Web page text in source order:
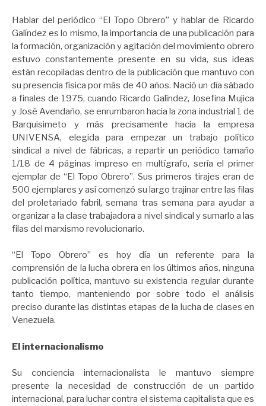
Hablar del periódico “El Topo Obrero” y hablar de Ricardo
Galíndez es lo mismo, la importancia de una publicación para
la formación, organización y agitación del movimiento obrero
estuvo constantemente presente en su vida, sus ideas
están recopiladas dentro de la publicación que mantuvo con
su presencia física por más de 40 años. Nació un día sábado
a finales de 1975, cuando Ricardo Galíndez, Josefina Mujica
y José Avendaño, se enrumbaron hacia la zona industrial 1 de
Barquisimeto y más precisamente hacia la empresa
UNIVENSA, elegida para empezar un trabajo político
sindical a nivel de fábricas, a repartir un periódico tamaño
1/18 de 4 páginas impreso en multígrafo, sería el primer
ejemplar de “El Topo Obrero”. Sus primeros tirajes eran de
500 ejemplares y así comenzó su largo trajinar entre las filas
del proletariado fabril, semana tras semana para ayudar a
organizar a la clase trabajadora a nivel sindical y sumarlo a las
filas del marxismo revolucionario.
“El Topo Obrero” es hoy día un referente para la
comprensión de la lucha obrera en los últimos años, ninguna
publicación política, mantuvo su existencia regular durante
tanto tiempo, manteniendo por sobre todo el análisis
preciso durante las distintas etapas de la lucha de clases en
Venezuela.
El internacionalismo
Su conciencia internacionalista le mantuvo siempre
presente la necesidad de construcción de un partido
internacional, para luchar contra el sistema capitalista que es